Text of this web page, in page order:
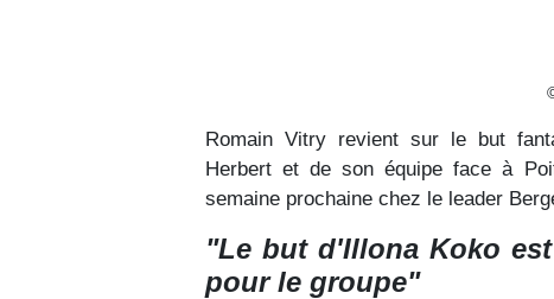
Romain Vitry revient sur le but
Herbert et de son équipe face à
semaine prochaine chez le leader
"Le but d'Illona Koko
pour le groupe"